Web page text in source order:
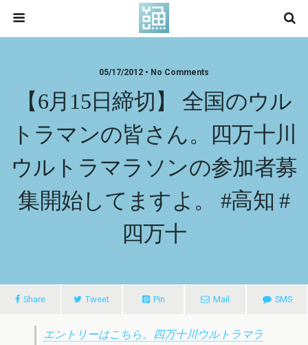
05/17/2012 • No Comments
【6月15日締切】 全国のウル
トラマンの皆さん。四万十川
ウルトラマラソンの参加者募
集開始してますよ。 #高知 #
四万十
Share Tweet Pin Mail SMS
エントリーはこちら。四万十川ウルトラマラ